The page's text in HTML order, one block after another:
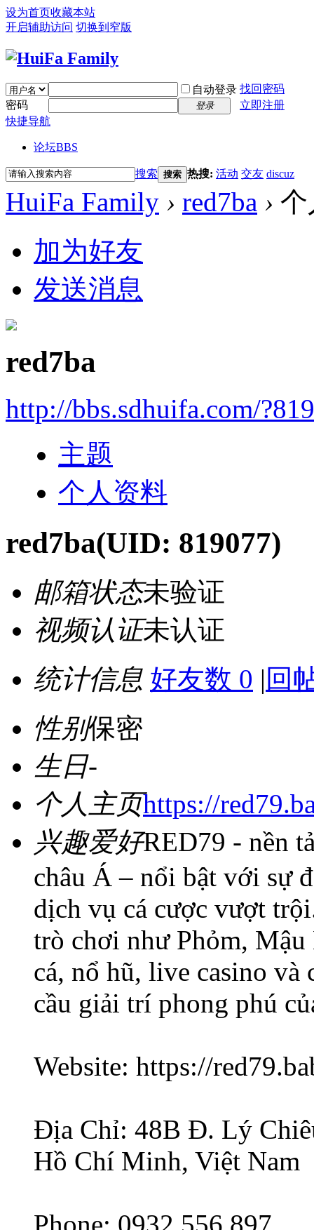
设为首页收藏本站
开启辅助访问 切换到窄版
自动登录 找回密码
密码
登录
立即注册
快捷导航
论坛BBS
搜索 搜索 热搜: 活动 交友 discuz
HuiFa Family › red7ba › 个
加为好友
发送消息
red7ba
http://bbs.sdhuifa.com/
主题
个人资料
red7ba(UID: 819077)
邮箱状态未验证
视频认证未认证
统计信息 好友数 0 | 回
性别保密
生日-
个人主页https://
兴趣爱好RED79 - nền
châu Á – nổi bật với sự
dịch vụ cá cược vượt
trò chơi như Phỏm,
cá, nổ hũ, live casino và
cầu giải trí phong phú
Website: https://
Địa Chỉ: 48B Đ. Lý
Hồ Chí Minh, Việt Nam